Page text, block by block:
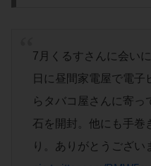
7月くるすさんに会い
日に昼間家電屋で電
らタバコ屋さんに寄っ
石を開封。他にも手巻
り。ありがとうござい